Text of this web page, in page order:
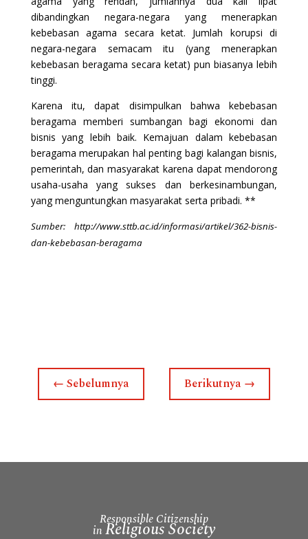
dibandingkan negara-negara yang menerapkan
kebebasan agama secara ketat. Jumlah korupsi di
negara-negara semacam itu (yang menerapkan
kebebasan beragama secara ketat) pun biasanya lebih
tinggi.
Karena itu, dapat disimpulkan bahwa kebebasan
beragama memberi sumbangan bagi ekonomi dan
bisnis yang lebih baik. Kemajuan dalam kebebasan
beragama merupakan hal penting bagi kalangan bisnis,
pemerintah, dan masyarakat karena dapat mendorong
usaha-usaha yang sukses dan berkesinambungan,
yang menguntungkan masyarakat serta pribadi. **
Sumber: http://www.sttb.ac.id/informasi/artikel/362-bisnis-
dan-kebebasan-beragama
← Sebelumnya Berikutnya →
Responsible Citizenship
in Religious Society